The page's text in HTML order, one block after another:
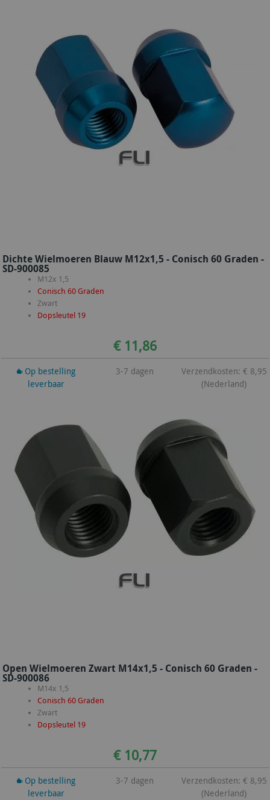
Dichte Wielmoeren Blauw M12x1,5 - Conisch 60 Graden -
SD-900085
M12x 1,5
Conisch 60 Graden
Zwart
Dopsleutel 19
€ 11,86
Op bestelling
leverbaar
3-7 dagen
Verzendkosten: € 8,95
(Nederland)
Open Wielmoeren Zwart M14x1,5 - Conisch 60 Graden -
SD-900086
M14x 1,5
Conisch 60 Graden
Zwart
Dopsleutel 19
€ 10,77
Op bestelling
leverbaar
3-7 dagen
Verzendkosten: € 8,95
(Nederland)